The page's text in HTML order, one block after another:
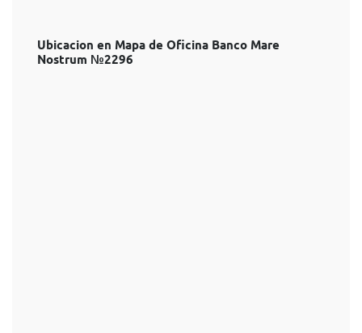
Ubicacion en Mapa de Oficina Banco Mare
Nostrum №2296